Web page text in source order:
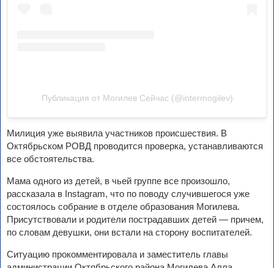
Публикация от Могилев Сейчас (@intermogilev)
Милиция уже выявила участников происшествия. В
Октябрьском РОВД проводится проверка, устанавливаются
все обстоятельства.
Мама одного из детей, в чьей группе все произошло,
рассказала в Instagram, что по поводу случившегося уже
состоялось собрание в отделе образования Могилева.
Присутствовали и родители пострадавших детей — причем,
по словам девушки, они встали на сторону воспитателей.
Ситуацию прокомментировала и заместитель главы